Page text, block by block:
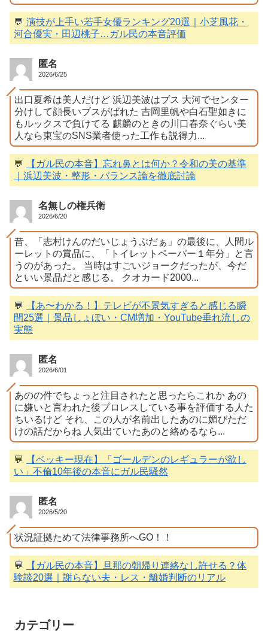
💬 演技が上手い若手女優ランキング20選｜小芝風花・
河合優実・田辺桃子…ガル民の本音評価
匿名
2026/6/25
出口夏希は美人だけど 浜辺美波はブス 大河でセンター
分けして顔長いブスがばれた 吉岡里帆や白石聖如きに
もルックスで負けてる 麒麟のときの川口春奈ぐらい美
人なら東宝のSNS業者使った工作も説得力...
💬
【ガル民の本音】忘れ鼻とは何か？令和の美の基準
｜浜辺美波・整形・バランス論を徹底討論
名無しの権兵衛
2026/6/20
昔、「志村けんのだいじょうぶだぁ」の最後に、人間ル
ーレットの賞品に、「トイレットペーパー１年分」と言
うのがあった。 当時はすごいジョークだったが、今だ
といい景品だと感じる。 クオカード2000...
💬
【あ〜わかる！】テレビが不景気すぎると感じる瞬
間25選｜景品しょぼい・CM増加・YouTube垂れ流しの
実態
匿名
2026/6/01
あのの件でちょっと注目されたと思ったらこれか あの
に嫌いと言われた後プロレスしている事を評価する人た
ちいるけど それ、この人が名前出したあのに媚びただ
けの話だからね 人気出ていたあのと絡めるなら...
💬
【ベッキー現在】「ゴールデンのレギュラーが欲し
い」不倫10年後の本音にガル民騒然
匿名
2026/5/20
状況証拠ためて法律事務所へGO！！
💬
【ガル民の本音】旦那の朝帰り連絡なし許せる？体
験談20選｜謝らない夫・レス・離婚判断のリアル
カテゴリー